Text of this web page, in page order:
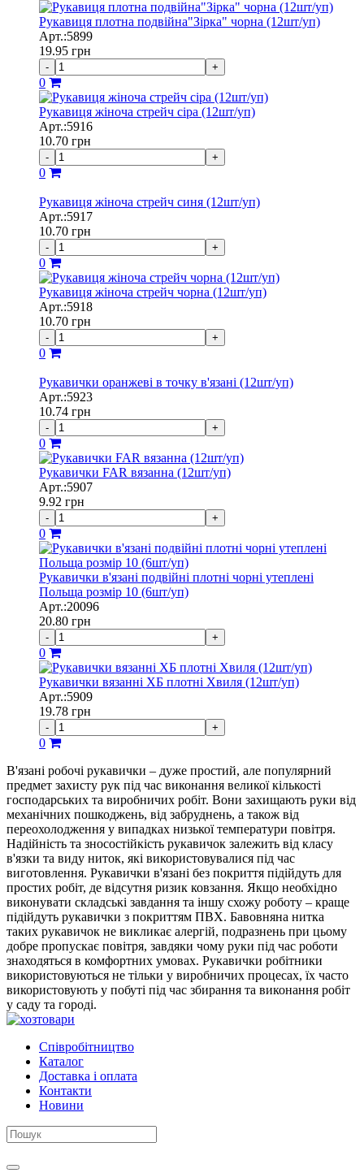
Рукавиця плотна подвійна"Зірка" чорна (12шт/уп)
Арт.:5899
19.95 грн
- +
0
Рукавиця жіноча стрейч сіра (12шт/уп)
Арт.:5916
10.70 грн
- +
0
Рукавиця жіноча стрейч синя (12шт/уп)
Арт.:5917
10.70 грн
- +
0
Рукавиця жіноча стрейч чорна (12шт/уп)
Арт.:5918
10.70 грн
- +
0
Рукавички оранжеві в точку в'язані (12шт/уп)
Арт.:5923
10.74 грн
- +
0
Рукавички FAR вязанна (12шт/уп)
Арт.:5907
9.92 грн
- +
0
Рукавички в'язані подвійні плотні чорні утеплені
Польща розмір 10 (6шт/уп)
Арт.:20096
20.80 грн
- +
0
Рукавички вязанні ХБ плотні Хвиля (12шт/уп)
Арт.:5909
19.78 грн
- +
0
В'язані робочі рукавички – дуже простий, але популярний
предмет захисту рук під час виконання великої кількості
господарських та виробничих робіт. Вони захищають руки від
механічних пошкоджень, від забруднень, а також від
переохолодження у випадках низької температури повітря.
Надійність та зносостійкість рукавичок залежить від класу
в'язки та виду ниток, які використовувалися під час
виготовлення. Рукавички в'язані без покриття підійдуть для
простих робіт, де відсутня ризик ковзання. Якщо необхідно
виконувати складські завдання та іншу схожу роботу – краще
підійдуть рукавички з покриттям ПВХ. Бавовняна нитка
таких рукавичок не викликає алергій, подразнень при цьому
добре пропускає повітря, завдяки чому руки під час роботи
знаходяться в комфортних умовах. Рукавички робітники
використовуються не тільки у виробничих процесах, їх часто
використовують у побуті під час збирання та виконання робіт
у саду та городі.
Співробітництво
Каталог
Доставка і оплата
Контакти
Новини